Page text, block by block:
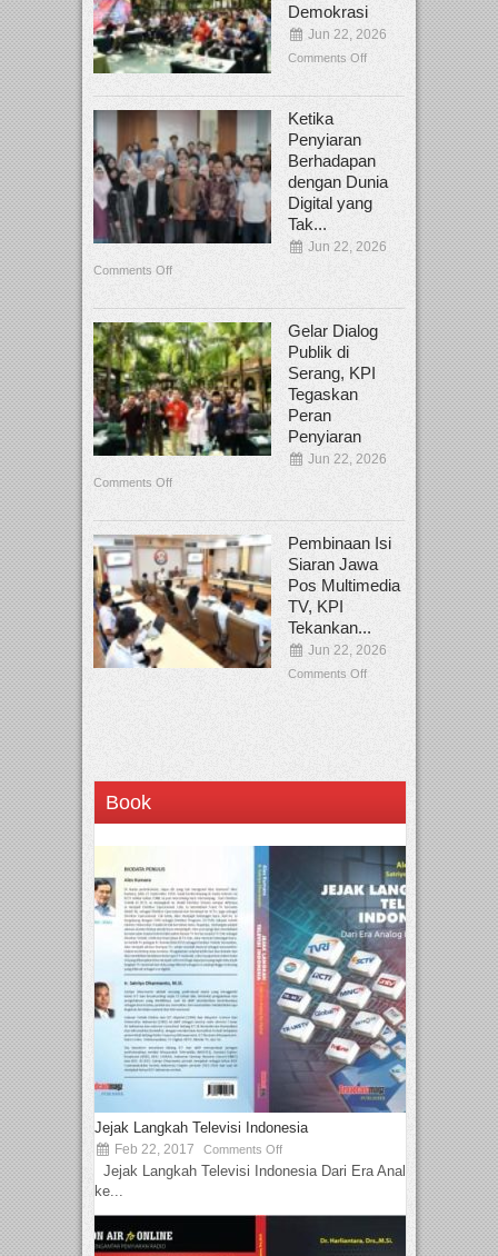
Demokrasi
Jun 22, 2026
Comments Off
Ketika
Penyiaran
Berhadapan
dengan Dunia
Digital yang
Tak...
Jun 22, 2026
Comments Off
Gelar Dialog
Publik di
Serang, KPI
Tegaskan
Peran
Penyiaran
Jun 22, 2026
Comments Off
Pembinaan Isi
Siaran Jawa
Pos Multimedia
TV, KPI
Tekankan...
Jun 22, 2026
Comments Off
Book
Jejak Langkah Televisi Indonesia
Feb 22, 2017 Comments Off
Jejak Langkah Televisi Indonesia Dari Era Analog
ke...